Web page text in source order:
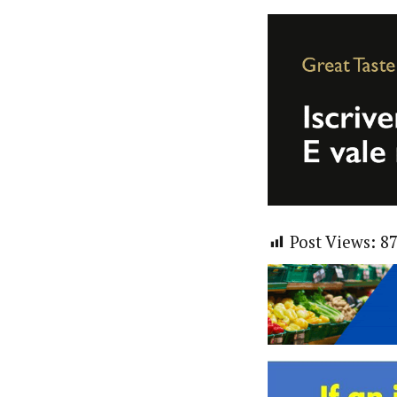
Post Views: 87